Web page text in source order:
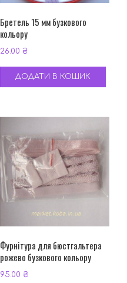
Бретель 15 мм бузкового
кольору
26.00 ₴
ДОДАТИ В КОШИК
Фурнітура для бюстгальтера
рожево бузкового кольору
95.00 ₴